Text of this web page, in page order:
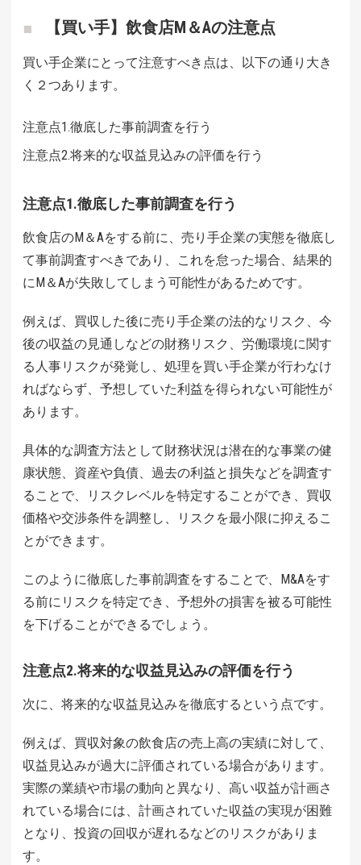
【買い手】飲食店M＆Aの注意点
買い手企業にとって注意すべき点は、以下の通り大き
く２つあります。
注意点1.徹底した事前調査を行う
注意点2.将来的な収益見込みの評価を行う
注意点1.徹底した事前調査を行う
飲食店のM＆Aをする前に、売り手企業の実態を徹底し
て事前調査すべきであり、これを怠った場合、結果的
にM＆Aが失敗してしまう可能性があるためです。
例えば、買収した後に売り手企業の法的なリスク、今
後の収益の見通しなどの財務リスク、労働環境に関す
る人事リスクが発覚し、処理を買い手企業が行わなけ
ればならず、予想していた利益を得られない可能性が
あります。
具体的な調査方法として財務状況は潜在的な事業の健
康状態、資産や負債、過去の利益と損失などを調査す
ることで、リスクレベルを特定することができ、買収
価格や交渉条件を調整し、リスクを最小限に抑えるこ
とができます。
このように徹底した事前調査をすることで、M&Aをす
る前にリスクを特定でき、予想外の損害を被る可能性
を下げることができるでしょう。
注意点2.将来的な収益見込みの評価を行う
次に、将来的な収益見込みを徹底するという点です。
例えば、買収対象の飲食店の売上高の実績に対して、
収益見込みが過大に評価されている場合があります。
実際の業績や市場の動向と異なり、高い収益が計画さ
れている場合には、計画されていた収益の実現が困難
となり、投資の回収が遅れるなどのリスクがありま
す。